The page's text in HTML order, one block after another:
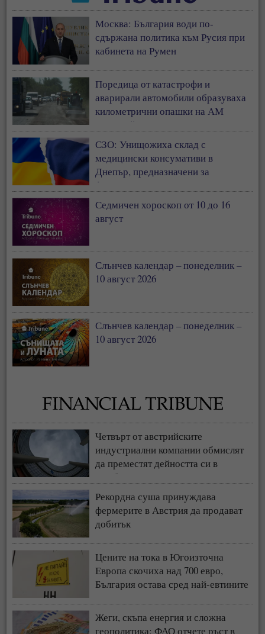
Москва: България води по-
сдържана политика към Русия при
кабинета на Румен
Поредица от катастрофи и
аварирали автомобили образуваха
километрични опашки на АМ
„Тракия“
СЗО: Унищожиха склад с
медицински консумативи в
Днепър, предназначени за
фронтовата линия
Седмичен хороскоп от 10 до 16
август
Слънчев календар – понеделник –
10 август 2026
Слънчев календар – понеделник –
10 август 2026
Четвърт от австрийските
индустриални компании обмислят
да преместят дейността си в
чужбина
Рекордна суша принуждава
фермерите в Австрия да продават
добитък
Цените на тока в Югоизточна
Европа скочиха над 700 евро,
България остава сред най-евтините
Жеги, скъпа енергия и сложна
геополитика: ФАО отчете ръст в